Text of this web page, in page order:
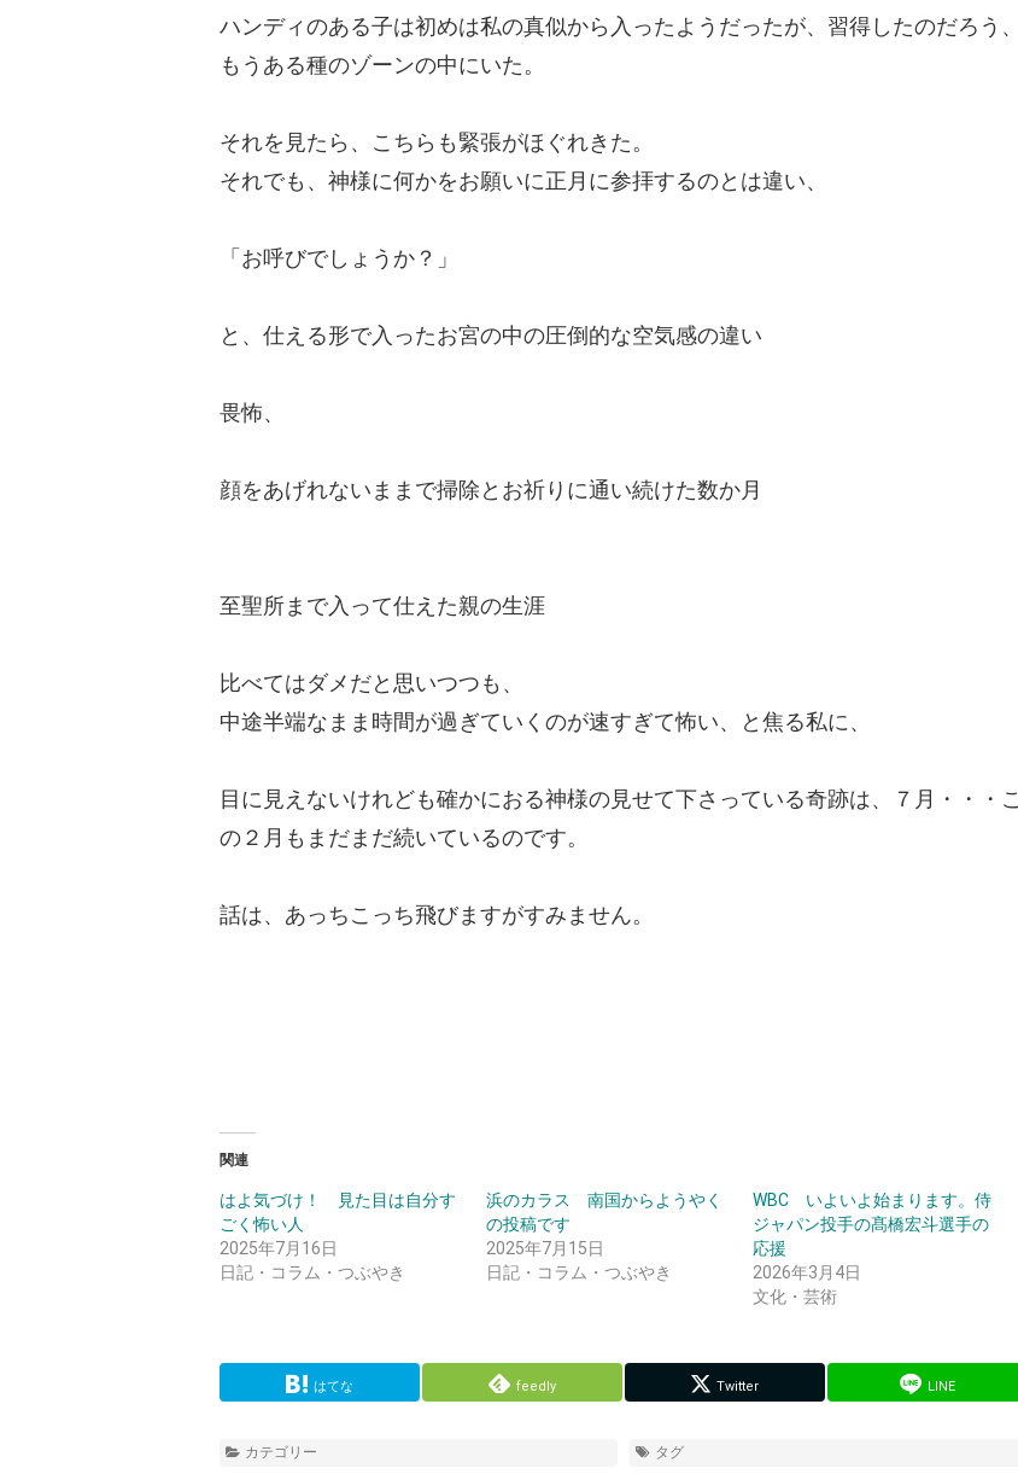
ハンディのある子は初めは私の真似から入ったようだったが、習得したのだろう、
もうある種のゾーンの中にいた。
それを見たら、こちらも緊張がほぐれきた。
それでも、神様に何かをお願いに正月に参拝するのとは違い、
「お呼びでしょうか？」
と、仕える形で入ったお宮の中の圧倒的な空気感の違い
畏怖、
顔をあげれないままで掃除とお祈りに通い続けた数か月
至聖所まで入って仕えた親の生涯
比べてはダメだと思いつつも、
中途半端なまま時間が過ぎていくのが速すぎて怖い、と焦る私に、
目に見えないけれども確かにおる神様の見せて下さっている奇跡は、７月・・・こ
の２月もまだまだ続いているのです。
話は、あっちこっち飛びますがすみません。
関連
はよ気づけ！ 見た目は自分す
ごく怖い人
2025年7月16日
日記・コラム・つぶやき
浜のカラス 南国からようやく
の投稿です
2025年7月15日
日記・コラム・つぶやき
WBC いよいよ始まります。侍
ジャパン投手の髙橋宏斗選手の
応援
2026年3月4日
文化・芸術
はてな feedly Twitter LINE
カテゴリー タグ